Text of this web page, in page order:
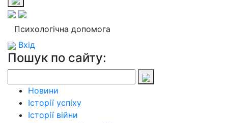
Психологічна допомога
Вхід
Пошук по сайту:
Новини
Історії успіху
Історії війни